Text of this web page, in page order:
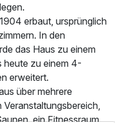
erbaut, ursprünglich
In den
das Haus zu einem
heute zu einem 4-
erweitert.
über mehrere
ein Fitnessraum